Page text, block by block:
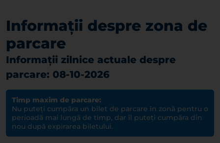
Informații despre zona de
parcare
Informații zilnice actuale despre
parcare: 08-10-2026
Timp maxim de parcare:
Nu puteți cumpăra un bilet de parcare în zonă pentru o
perioadă mai lungă de timp, dar îl puteți cumpăra din
nou după expirarea biletului.